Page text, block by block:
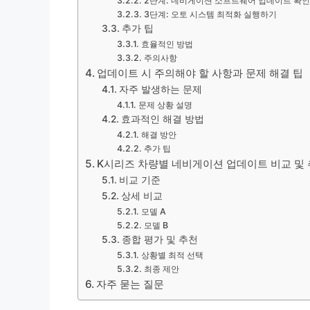
3단계: 오토 시스템 최적화 실행하기
추가 팁
효율적인 방법
주의사항
업데이트 시 주의해야 할 사항과 문제 해결 팁
자주 발생하는 문제
문제 상황 설명
효과적인 해결 방법
해결 방안
추가 팁
K시리즈 차량별 네비게이션 업데이트 비교 및
비교 기준
상세 비교
모델 A
모델 B
종합 평가 및 추천
상황별 최적 선택
최종 제안
자주 묻는 질문